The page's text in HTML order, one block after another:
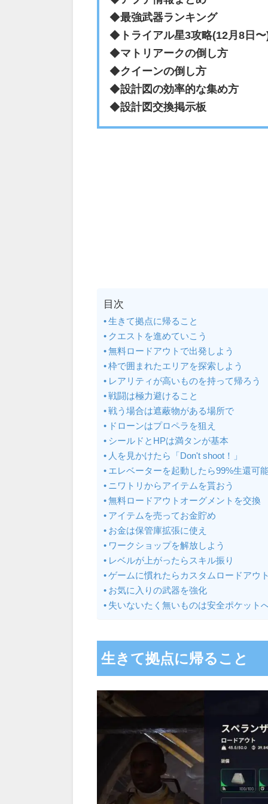
◆最強武器ランキング
◆ トライアル星3攻略(12月8日〜
◆マトリアークの倒し方
◆クイーンの倒し方
◆設計図の効率的な集め方
◆設計図交換掲示板
目次
生きて拠点に帰ること
クエストを進めていこう
無料ロードアウトで出発しよう
枠で囲まれたエリアを探索しよう
レアリティが高いものを持って帰ろう
戦闘は極力避けること
戦う場合は遮蔽物がある場所で
ドローンはプロペラを狙え
シールドとHPは満タンが基本
人を見かけたら「Don't shoot！」
エレベーターを起動したら99%生還可
ニワトリからアイテムを貰おう
無料ロードアウトオーグメントを交換
アイテムを売ってお金貯め
お金は保管庫拡張に使え
ワークショップを解放しよう
レベルが上がったらスキル振り
ゲームに慣れたらカスタムロードアウ
お気に入りの武器を強化
失いないたく無いものは安全ポケット
生きて拠点に帰ること